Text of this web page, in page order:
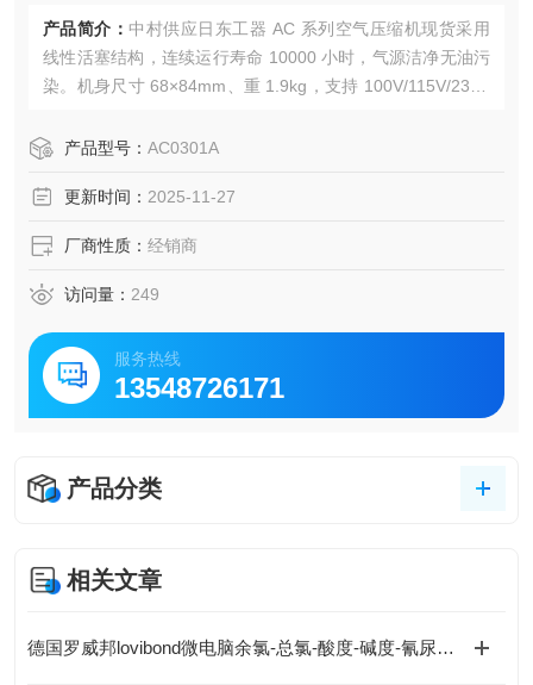
产品简介： 中村供应日东工器 AC 系列空气压缩机现货采用
线性活塞结构，连续运行寿命 10000 小时，气源洁净无油污
染。机身尺寸 68×84mm、重 1.9kg，支持 100V/115V/230V
产品型号： AC0301A
更新时间： 2025-11-27
厂商性质： 经销商
访问量： 249
服务热线
13548726171
产品分类
相关文章
德国罗威邦lovibond微电脑余氯-总氯-酸度-碱度-氰尿酸浓度测定仪的特点